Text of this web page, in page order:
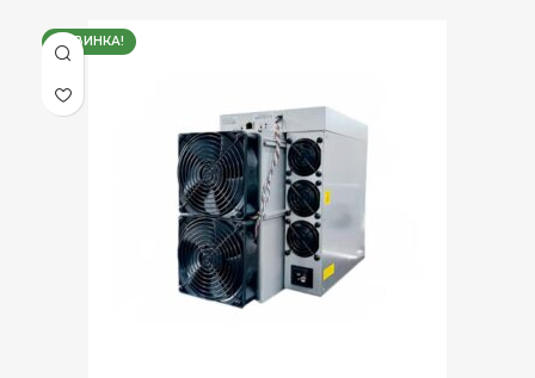
НОВИНКА!